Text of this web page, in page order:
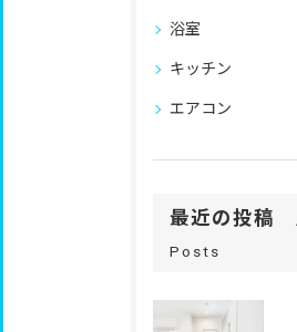
浴室
キッチン
エアコン
最近の投稿
Posts